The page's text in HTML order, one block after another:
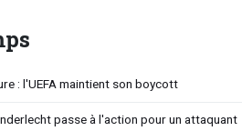
: l'UEFA maintient son boycott
passe à l'action pour un attaquant